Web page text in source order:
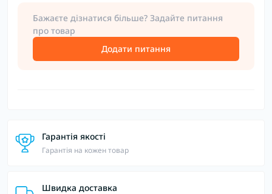
Бажаєте дізнатися більше? Задайте питання
про товар
Додати питання
Гарантія якості
Гарантія на кожен товар
Швидка доставка